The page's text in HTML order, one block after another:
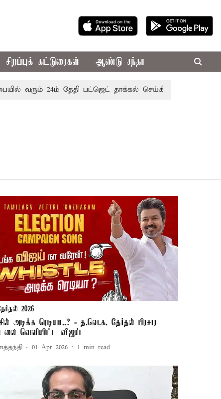
சிறப்புக் கட்டுரைகள் ஆண்டு சந்தா
வரும் 24ம் தேதி பட்ஜெட் தாக்கல் செய்கிறார் முதல்-
2026
அடிக்க ரெடியா..? - த.வெ.க. தேர்தல் பிரசார
வெளியிட்ட விஜய்
01 Apr 2026 1 min read